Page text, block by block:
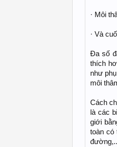
· Môi
· Và
Đa số
thích
như
môi
Cách
là các
giới
toàn có